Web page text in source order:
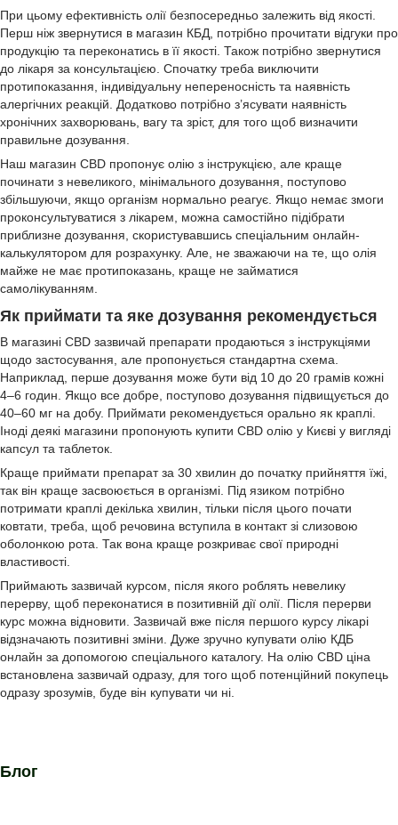
При цьому ефективність олії безпосередньо залежить від якості.
Перш ніж звернутися в магазин КБД, потрібно прочитати відгуки про
продукцію та переконатись в її якості. Також потрібно звернутися
до лікаря за консультацією. Спочатку треба виключити
протипоказання, індивідуальну непереносність та наявність
алергічних реакцій. Додатково потрібно з’ясувати наявність
хронічних захворювань, вагу та зріст, для того щоб визначити
правильне дозування.
Наш магазин CBD пропонує олію з інструкцією, але краще
починати з невеликого, мінімального дозування, поступово
збільшуючи, якщо організм нормально реагує. Якщо немає змоги
проконсультуватися з лікарем, можна самостійно підібрати
приблизне дозування, скористувавшись спеціальним онлайн-
калькулятором для розрахунку. Але, не зважаючи на те, що олія
майже не має протипоказань, краще не займатися
самолікуванням.
Як приймати та яке дозування рекомендується
В магазині CBD зазвичай препарати продаються з інструкціями
щодо застосування, але пропонується стандартна схема.
Наприклад, перше дозування може бути від 10 до 20 грамів кожні
4–6 годин. Якщо все добре, поступово дозування підвищується до
40–60 мг на добу. Приймати рекомендується орально як краплі.
Іноді деякі магазини пропонують купити CBD олію у Києві у вигляді
капсул та таблеток.
Краще приймати препарат за 30 хвилин до початку прийняття їжі,
так він краще засвоюється в організмі. Під язиком потрібно
потримати краплі декілька хвилин, тільки після цього почати
ковтати, треба, щоб речовина вступила в контакт зі слизовою
оболонкою рота. Так вона краще розкриває свої природні
властивості.
Приймають зазвичай курсом, після якого роблять невелику
перерву, щоб переконатися в позитивній дії олії. Після перерви
курс можна відновити. Зазвичай вже після першого курсу лікарі
відзначають позитивні зміни. Дуже зручно купувати олію КДБ
онлайн за допомогою спеціального каталогу. На олію CBD ціна
встановлена зазвичай одразу, для того щоб потенційний покупець
одразу зрозумів, буде він купувати чи ні.
Блог